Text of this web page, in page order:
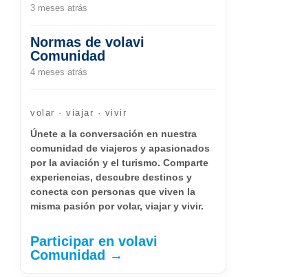
3 meses atrás
Normas de volavi
Comunidad
4 meses atrás
volar · viajar · vivir
Únete a la conversación en nuestra
comunidad de viajeros y apasionados
por la aviación y el turismo. Comparte
experiencias, descubre destinos y
conecta con personas que viven la
misma pasión por volar, viajar y vivir.
Participar en volavi
Comunidad →